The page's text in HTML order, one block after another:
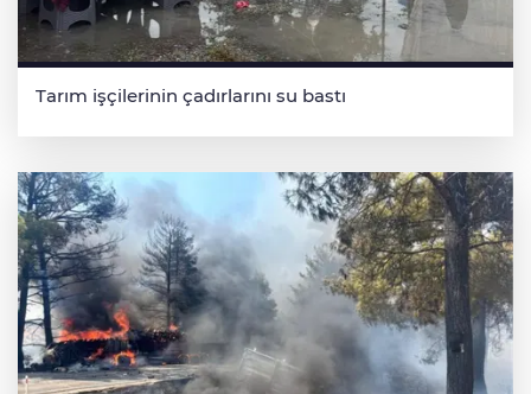
Tarım işçilerinin çadırlarını su bastı